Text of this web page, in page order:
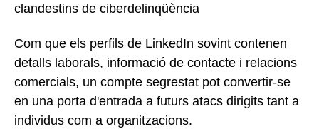
clandestins de ciberdelinqüència
Com que els perfils de LinkedIn sovint contenen
detalls laborals, informació de contacte i relacions
comercials, un compte segrestat pot convertir-se
en una porta d'entrada a futurs atacs dirigits tant a
individus com a organitzacions.